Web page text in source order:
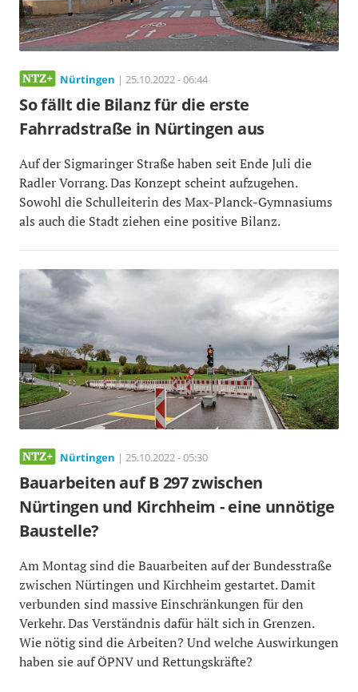
Nürtingen | 25.10.2022 - 06:44
So fällt die Bilanz für die erste
Fahrradstraße in Nürtingen aus
Auf der Sigmaringer Straße haben seit Ende Juli die
Radler Vorrang. Das Konzept scheint aufzugehen.
Sowohl die Schulleiterin des Max-Planck-Gymnasiums
als auch die Stadt ziehen eine positive Bilanz.
Nürtingen | 25.10.2022 - 05:30
Bauarbeiten auf B 297 zwischen
Nürtingen und Kirchheim - eine unnötige
Baustelle?
Am Montag sind die Bauarbeiten auf der Bundesstraße
zwischen Nürtingen und Kirchheim gestartet. Damit
verbunden sind massive Einschränkungen für den
Verkehr. Das Verständnis dafür hält sich in Grenzen.
Wie nötig sind die Arbeiten? Und welche Auswirkungen
haben sie auf ÖPNV und Rettungskräfte?